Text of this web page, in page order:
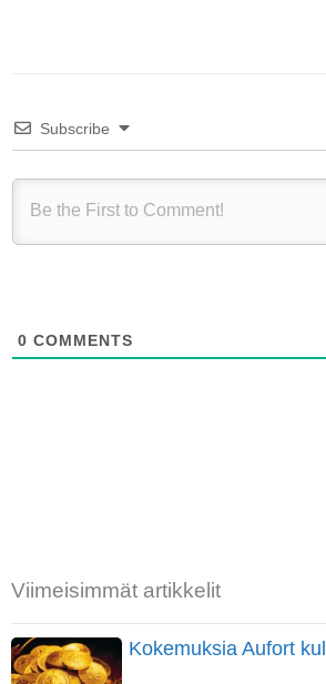
Subscribe
0 COMMENTS
Viimeisimmät artikkelit
Kokemuksia Aufort